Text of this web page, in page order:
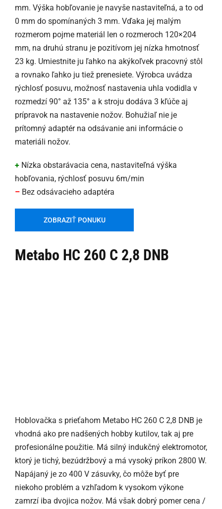
mm. Výška hobľovanie je navyše nastaviteľná, a to od
0 mm do spomínaných 3 mm. Vďaka jej malým
rozmerom pojme materiál len o rozmeroch 120×204
mm, na druhú stranu je pozitívom jej nízka hmotnosť
23 kg. Umiestnite ju ľahko na akýkoľvek pracovný stôl
a rovnako ľahko ju tiež prenesiete. Výrobca uvádza
rýchlosť posuvu, možnosť nastavenia uhla vodidla v
rozmedzí 90° až 135° a k stroju dodáva 3 kľúče aj
prípravok na nastavenie nožov. Bohužiaľ nie je
prítomný adaptér na odsávanie ani informácie o
materiáli nožov.
+ Nízka obstarávacia cena, nastaviteľná výška
hobľovania, rýchlosť posuvu 6m/min
– Bez odsávacieho adaptéra
ZOBRAZIŤ PONUKU
Metabo HC 260 C 2,8 DNB
Hoblovačka s prieťahom Metabo HC 260 C 2,8 DNB je
vhodná ako pre nadšených hobby kutilov, tak aj pre
profesionálne použitie. Má silný indukčný elektromotor,
ktorý je tichý, bezúdržbový a má vysoký príkon 2800 W.
Napájaný je zo 400 V zásuvky, čo môže byť pre
niekoho problém a vzhľadom k vysokom výkone
zamrzí iba dvojica nožov. Má však dobrý pomer cena /